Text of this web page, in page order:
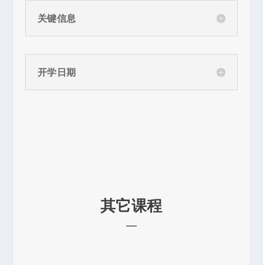
关键信息
开学日期
其它课程